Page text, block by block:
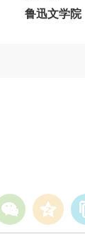
鲁迅文学院